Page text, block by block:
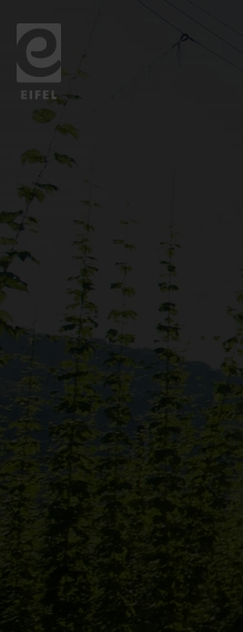
Zurück
zur
Startseite